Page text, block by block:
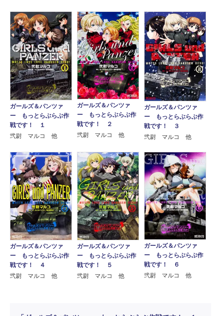
ガールズ＆パンツァ
ー もっとらぶらぶ作
戦です！ １
弐尉 マルコ 他
ガールズ＆パンツァ
ー もっとらぶらぶ作
戦です！ ２
弐尉 マルコ 他
ガールズ＆パンツァ
ー もっとらぶらぶ作
戦です！ ３
弐尉 マルコ 他
ガールズ＆パンツァ
ー もっとらぶらぶ作
戦です！ ４
弐尉 マルコ 他
ガールズ＆パンツァ
ー もっとらぶらぶ作
戦です！ ５
弐尉 マルコ 他
ガールズ＆パンツァ
ー もっとらぶらぶ作
戦です！ ６
弐尉 マルコ 他